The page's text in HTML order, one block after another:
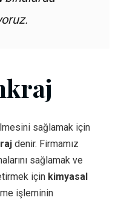
sağlamak için
denir. Firmamız
sağlamak ve
için kimyasal
işleminin